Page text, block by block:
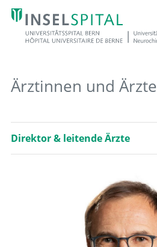
Ärztinnen und Ärzte
Direktor & leitende Ärzte